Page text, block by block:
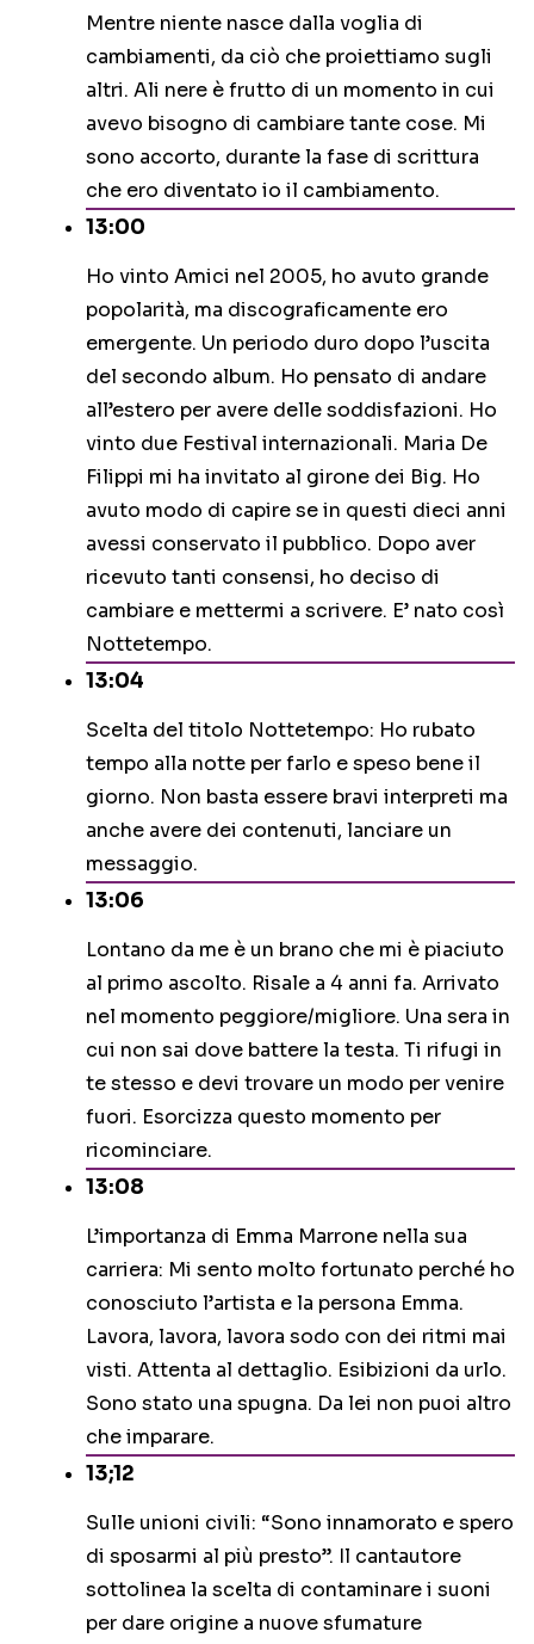
Mentre niente nasce dalla voglia di
cambiamenti, da ciò che proiettiamo sugli
altri. Ali nere è frutto di un momento in cui
avevo bisogno di cambiare tante cose. Mi
sono accorto, durante la fase di scrittura
che ero diventato io il cambiamento.
13:00
Ho vinto Amici nel 2005, ho avuto grande
popolarità, ma discograficamente ero
emergente. Un periodo duro dopo l’uscita
del secondo album. Ho pensato di andare
all’estero per avere delle soddisfazioni. Ho
vinto due Festival internazionali. Maria De
Filippi mi ha invitato al girone dei Big. Ho
avuto modo di capire se in questi dieci anni
avessi conservato il pubblico. Dopo aver
ricevuto tanti consensi, ho deciso di
cambiare e mettermi a scrivere. E’ nato così
Nottetempo.
13:04
Scelta del titolo Nottetempo: Ho rubato
tempo alla notte per farlo e speso bene il
giorno. Non basta essere bravi interpreti ma
anche avere dei contenuti, lanciare un
messaggio.
13:06
Lontano da me è un brano che mi è piaciuto
al primo ascolto. Risale a 4 anni fa. Arrivato
nel momento peggiore/migliore. Una sera in
cui non sai dove battere la testa. Ti rifugi in
te stesso e devi trovare un modo per venire
fuori. Esorcizza questo momento per
ricominciare.
13:08
L’importanza di Emma Marrone nella sua
carriera: Mi sento molto fortunato perché ho
conosciuto l’artista e la persona Emma.
Lavora, lavora, lavora sodo con dei ritmi mai
visti. Attenta al dettaglio. Esibizioni da urlo.
Sono stato una spugna. Da lei non puoi altro
che imparare.
13;12
Sulle unioni civili: “Sono innamorato e spero
di sposarmi al più presto”. Il cantautore
sottolinea la scelta di contaminare i suoni
per dare origine a nuove sfumature